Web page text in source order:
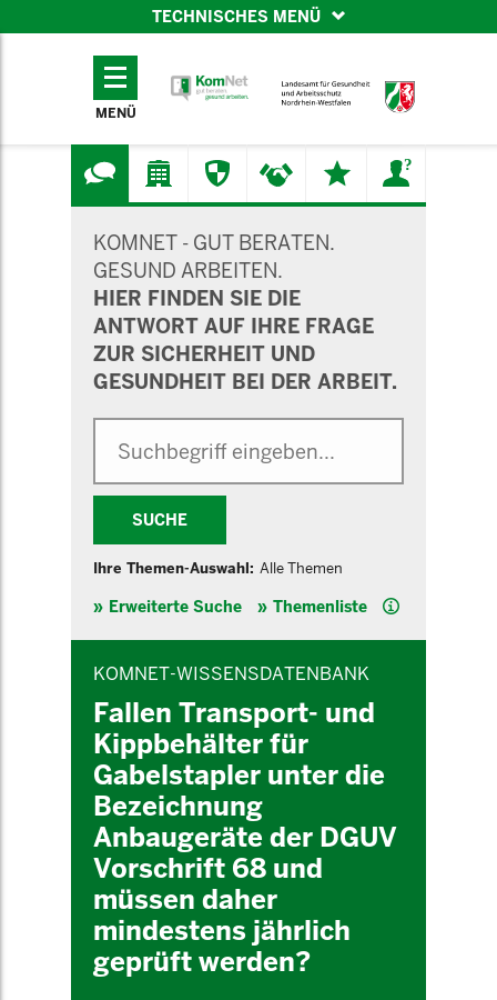
TECHNISCHES MENÜ
TECHNISCHES
MENÜ
KOMNET - GUT BERATEN.
GESUND ARBEITEN.
HIER FINDEN SIE DIE
ANTWORT AUF IHRE FRAGE
ZUR SICHERHEIT UND
GESUNDHEIT BEI DER ARBEIT.
SUCHE
Ihre Themen-Auswahl: Alle Themen
Erweiterte Suche Themenliste Hilfe
KOMNET-WISSENSDATENBANK
Fallen Transport- und
Kippbehälter für
Gabelstapler unter die
Bezeichnung
Anbaugeräte der DGUV
Vorschrift 68 und
müssen daher
mindestens jährlich
geprüft werden?